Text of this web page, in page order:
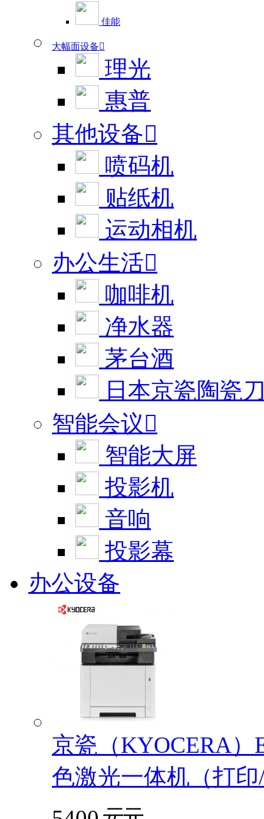
佳能
大幅面设备
理光
惠普
其他设备
喷码机
贴纸机
运动相机
办公生活
咖啡机
净水器
茅台酒
日本京瓷陶瓷
智能会议
智能大屏
投影机
音响
投影幕
办公设备
京瓷（KYOCERA）
色激光一体机（打